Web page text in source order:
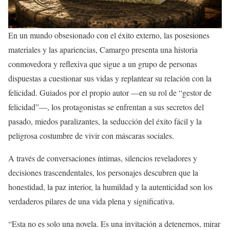
En un mundo obsesionado con el éxito externo, las posesiones
materiales y las apariencias, Camargo presenta una historia
conmovedora y reflexiva que sigue a un grupo de personas
dispuestas a cuestionar sus vidas y replantear su relación con la
felicidad. Guiados por el propio autor —en su rol de “gestor de
felicidad”—, los protagonistas se enfrentan a sus secretos del
pasado, miedos paralizantes, la seducción del éxito fácil y la
peligrosa costumbre de vivir con máscaras sociales.
A través de conversaciones íntimas, silencios reveladores y
decisiones trascendentales, los personajes descubren que la
honestidad, la paz interior, la humildad y la autenticidad son los
verdaderos pilares de una vida plena y significativa.
“Esta no es solo una novela. Es una invitación a detenernos, mirar